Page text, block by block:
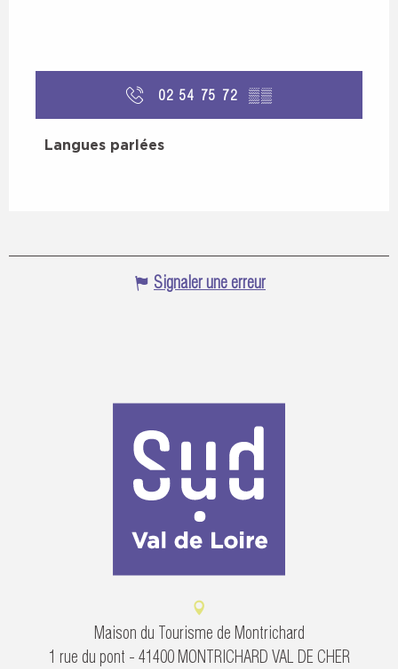
02 54 75 72 ▒▒
Langues parlées
Langues parlées
Signaler une erreur
Maison du Tourisme de Montrichard
1 rue du pont - 41400 MONTRICHARD VAL DE CHER